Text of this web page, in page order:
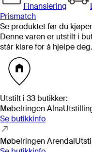
Finansiering
Prismatch
Se produktet før du kjøper
Denne varen er utstilt i
står klare for å hjelpe deg.
Utstilt i 33 butikker:
Møbelringen Alna
Se butikkinfo
Møbelringen Arendal